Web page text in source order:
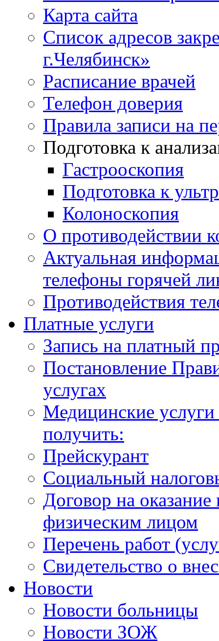
Карта сайта
Список адресов
г.Челябинск»
Расписание врачей
Телефон доверия
Правила записи на
Подготовка к
Гастрооскопия
Подготовка к
Колоноскопия
О противодействии
Актуальная
телефоны горячей
Противодействия
Платные услуги
Запись на платный
Постановление
услугах
Медицинские
получить:
Прейскурант
Социальный
Договор на
физическим лицом
Перечень работ
Свидетельство о
Новости
Новости больницы
Новости ЗОЖ